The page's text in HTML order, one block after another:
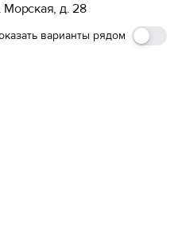
Морская, д. 28
варианты рядом